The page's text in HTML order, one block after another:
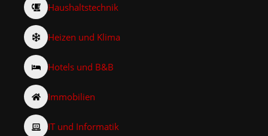
Haushaltstechnik
Heizen und Klima
Hotels und B&B
Immobilien
IT und Informatik